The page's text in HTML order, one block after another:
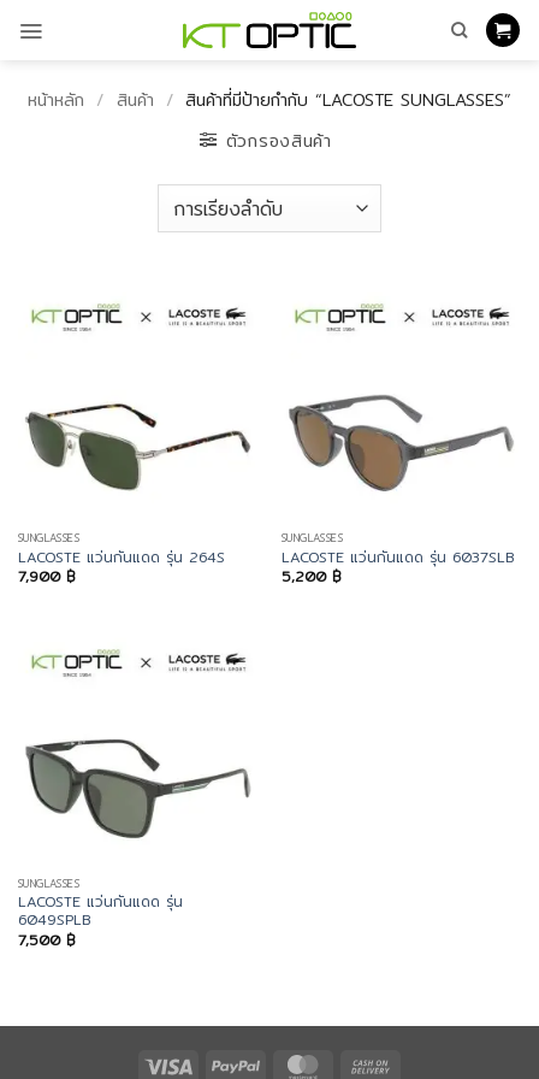
เนื้อหาหน้าหลัก / สินค้า / สินค้าที่มีป้ายกำกับ “LACOSTE SUNGLASSES”
ตัวกรองสินค้า
SUNGLASSES
LACOSTE แว่นกันแดด รุ่น 264S
7,900 ฿
SUNGLASSES
LACOSTE แว่นกันแดด รุ่น 6037SLB
5,200 ฿
SUNGLASSES
LACOSTE แว่นกันแดด รุ่น
6049SPLB
7,500 ฿
Visa PayPal MasterCard